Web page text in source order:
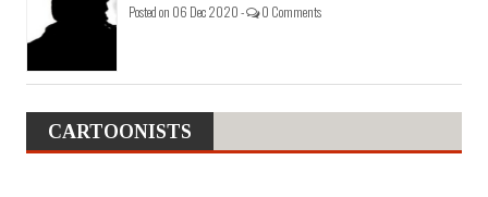
Posted on 06 Dec 2020 - 0 Comments
CARTOONISTS